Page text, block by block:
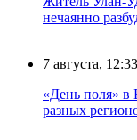
нечаянно
7 августа, 12:33
«День поля» в
разных